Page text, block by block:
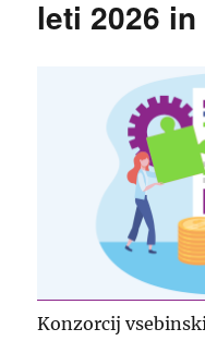
leti 2026 in
Konzorcij